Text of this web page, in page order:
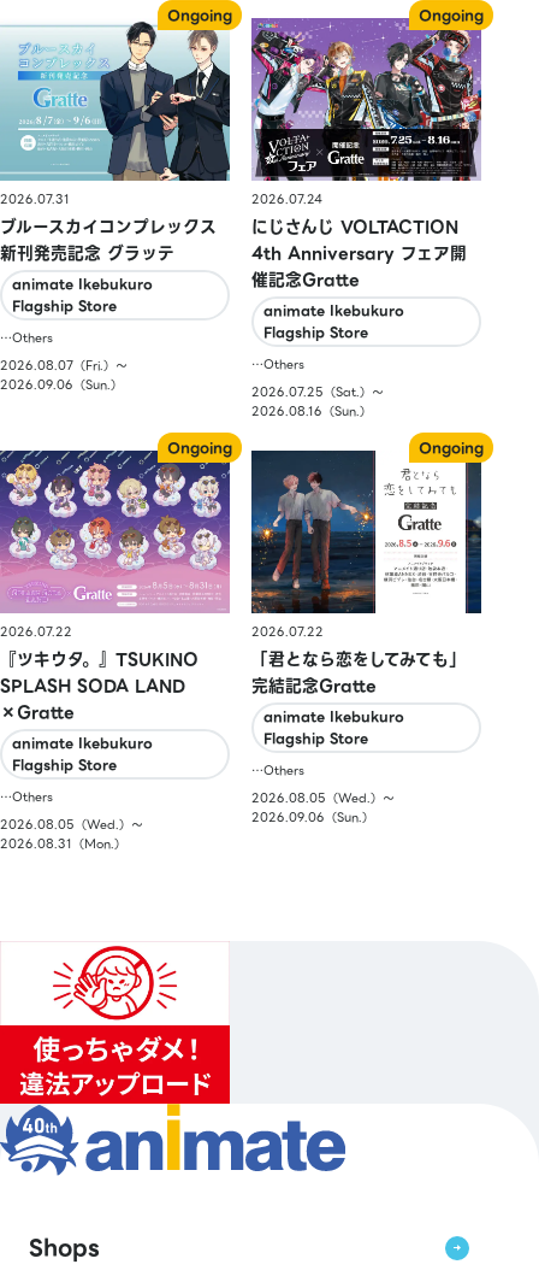
2026.07.31
ブルースカイコンプレックス
新刊発売記念 グラッテ
animate Ikebukuro
Flagship Store
…Others
2026.08.07（Fri.）〜
2026.09.06（Sun.）
2026.07.24
にじさんじ VOLTACTION
4th Anniversary フェア開
催記念Gratte
animate Ikebukuro
Flagship Store
…Others
2026.07.25（Sat.）〜
2026.08.16（Sun.）
2026.07.22
『ツキウタ。』TSUKINO
SPLASH SODA LAND
×Gratte
animate Ikebukuro
Flagship Store
…Others
2026.08.05（Wed.）〜
2026.08.31（Mon.）
2026.07.22
「君となら恋をしてみても」
完結記念Gratte
animate Ikebukuro
Flagship Store
…Others
2026.08.05（Wed.）〜
2026.09.06（Sun.）
Shops